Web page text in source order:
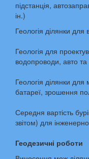
підстанція,
ін.)
Геологія ділянки для
Геологія для
водопроводи, авто та
Геологія ділянки для
батареї, зрошення
Середня вартість
звітом) для
Геодезичні роботи